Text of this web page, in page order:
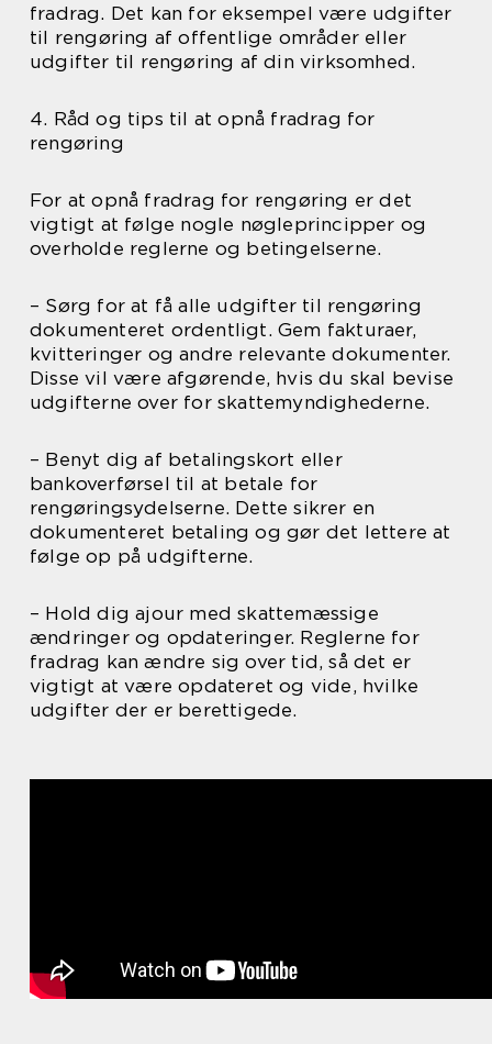
fradrag. Det kan for eksempel være udgifter
til rengøring af offentlige områder eller
udgifter til rengøring af din virksomhed.
4. Råd og tips til at opnå fradrag for
rengøring
For at opnå fradrag for rengøring er det
vigtigt at følge nogle nøgleprincipper og
overholde reglerne og betingelserne.
– Sørg for at få alle udgifter til rengøring
dokumenteret ordentligt. Gem fakturaer,
kvitteringer og andre relevante dokumenter.
Disse vil være afgørende, hvis du skal bevise
udgifterne over for skattemyndighederne.
– Benyt dig af betalingskort eller
bankoverførsel til at betale for
rengøringsydelserne. Dette sikrer en
dokumenteret betaling og gør det lettere at
følge op på udgifterne.
– Hold dig ajour med skattemæssige
ændringer og opdateringer. Reglerne for
fradrag kan ændre sig over tid, så det er
vigtigt at være opdateret og vide, hvilke
udgifter der er berettigede.